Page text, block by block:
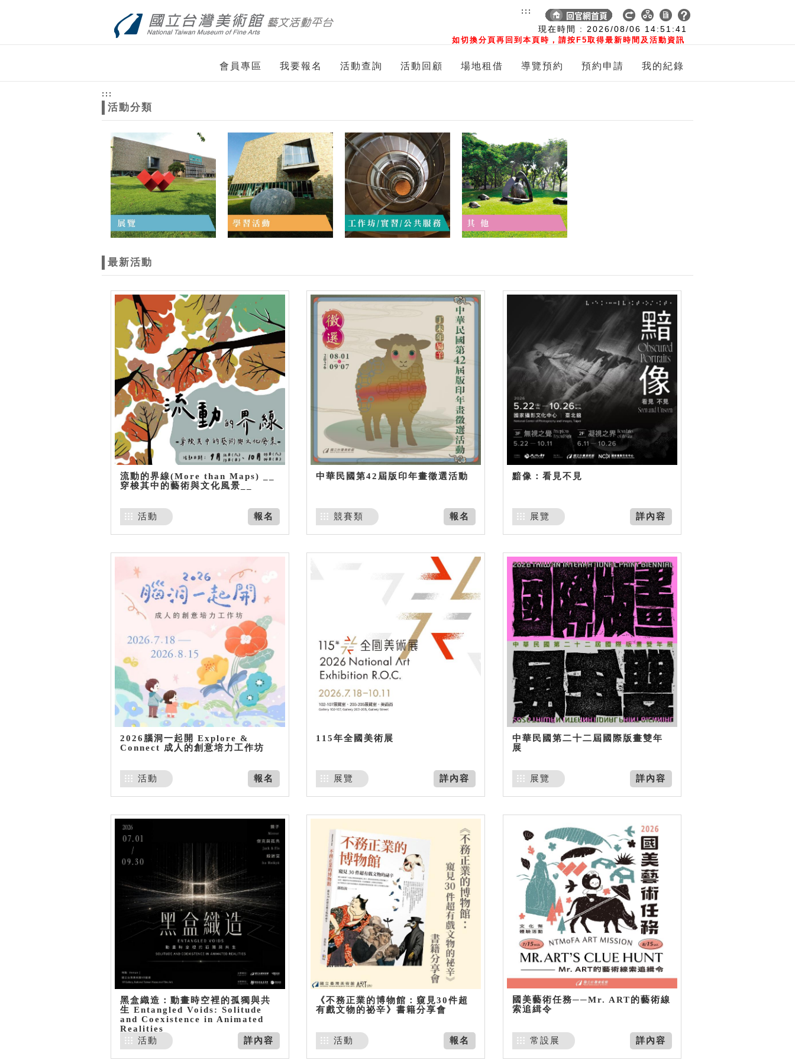
現在時間 : 2026/08/06 14:51:42
如切換分頁再回到本頁時，請按F5取得最新時間及活動資訊
:::
會員專區 我要報名 活動查詢 活動回顧 場地租借 導覽預約 預約申請 我的紀錄
:::
活動分類
最新活動
流動的界線(More than Maps) __
穿梭其中的藝術與文化風景__
報名
活動
中華民國第42屆版印年畫徵選活動
報名
競賽類
黯像：看見不見
詳內容
展覽
2026腦洞一起開 Explore &
Connect 成人的創意培力工作坊
報名
活動
115年全國美術展
詳內容
展覽
中華民國第二十二屆國際版畫雙年
展
詳內容
展覽
黑盒織造：動畫時空裡的孤獨與共
生 Entangled Voids: Solitude
and Coexistence in Animated
Realities
詳內容
活動
《不務正業的博物館：窺見30件超
有戲文物的祕辛》書籍分享會
報名
活動
國美藝術任務──Mr. ART的藝術線
索追緝令
詳內容
常設展